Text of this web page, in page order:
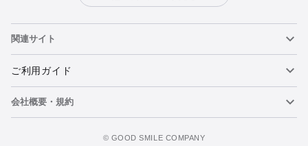
関連サイト
ねんどろいど
ねんどろいどフェイスメーカー
ご利用ガイド
重要なお知らせ
会社概要・規約
©️ GOOD SMILE COMPANY